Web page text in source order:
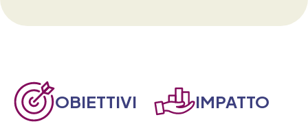
OBIETTIVI IMPATTO